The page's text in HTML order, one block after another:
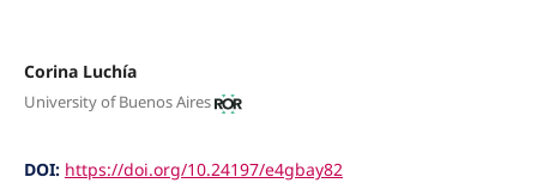
Corina Luchía
University of Buenos Aires
DOI: https://doi.org/10.24197/e4gbay82